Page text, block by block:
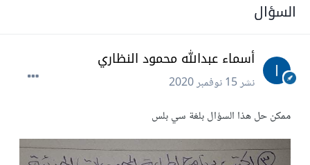
السؤال
أسماء عبدالله محمود النظاري
نشر15 نوفمبر 2020
ممكن حل هذا السؤال بلغة سي بلس